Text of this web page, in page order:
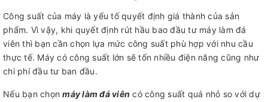
Công suất của máy là yếu tố quyết định giá thành của sản
phẩm. Vì vậy, khi quyết định rút hầu bao đầu tư máy làm đá
viên thì bạn cần chọn lựa mức công suất phù hợp với nhu cầu
thực tế. Máy có công suất lớn sẽ tốn nhiều điện năng cũng như
chi phí đầu tư ban đầu.
Nếu bạn chọnmáy làm đá viên có công suất quá nhỏ so với dự